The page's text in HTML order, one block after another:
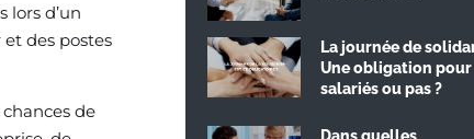
lors d’un
des postes
de
La journée de
Une obligation pour
salariés ou pas ?
Dans quelles